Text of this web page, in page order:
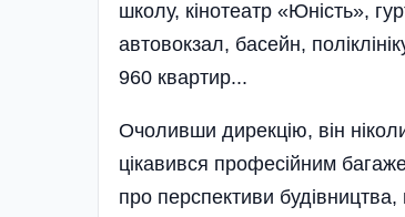
школу­, кінотеатр «Юність»,
автовокзал, басейн,
960 квартир...
Очоливши дирекцію, він
цікавився професійним
про перспективи